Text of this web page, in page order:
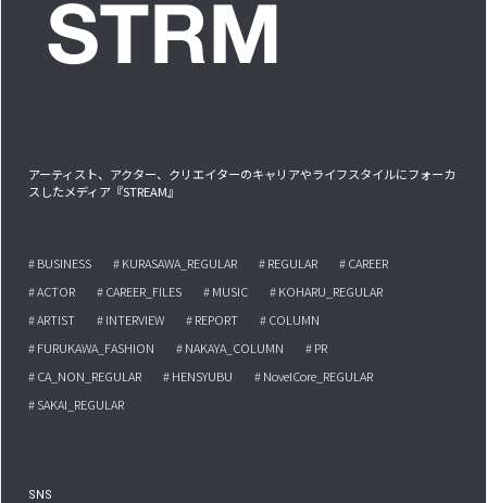
アーティスト、アクター、クリエイターのキャリアやライフスタイルにフォーカ
スしたメディア『STREAM』
# BUSINESS # KURASAWA_REGULAR # REGULAR
# CAREER
# ACTOR
# CAREER_FILES # MUSIC
# KOHARU_REGULAR
# ARTIST
# INTERVIEW # REPORT
# COLUMN
# FURUKAWA_FASHION
# NAKAYA_COLUMN
# PR
# CA_NON_REGULAR
# HENSYUBU
# NovelCore_REGULAR
# SAKAI_REGULAR
SNS